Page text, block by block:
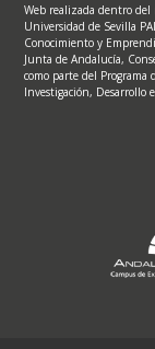
Web realizada dentro del
Universidad de Sevilla
Conocimiento y
Junta de Andalucía,
como parte del
Investigación, Desarrollo